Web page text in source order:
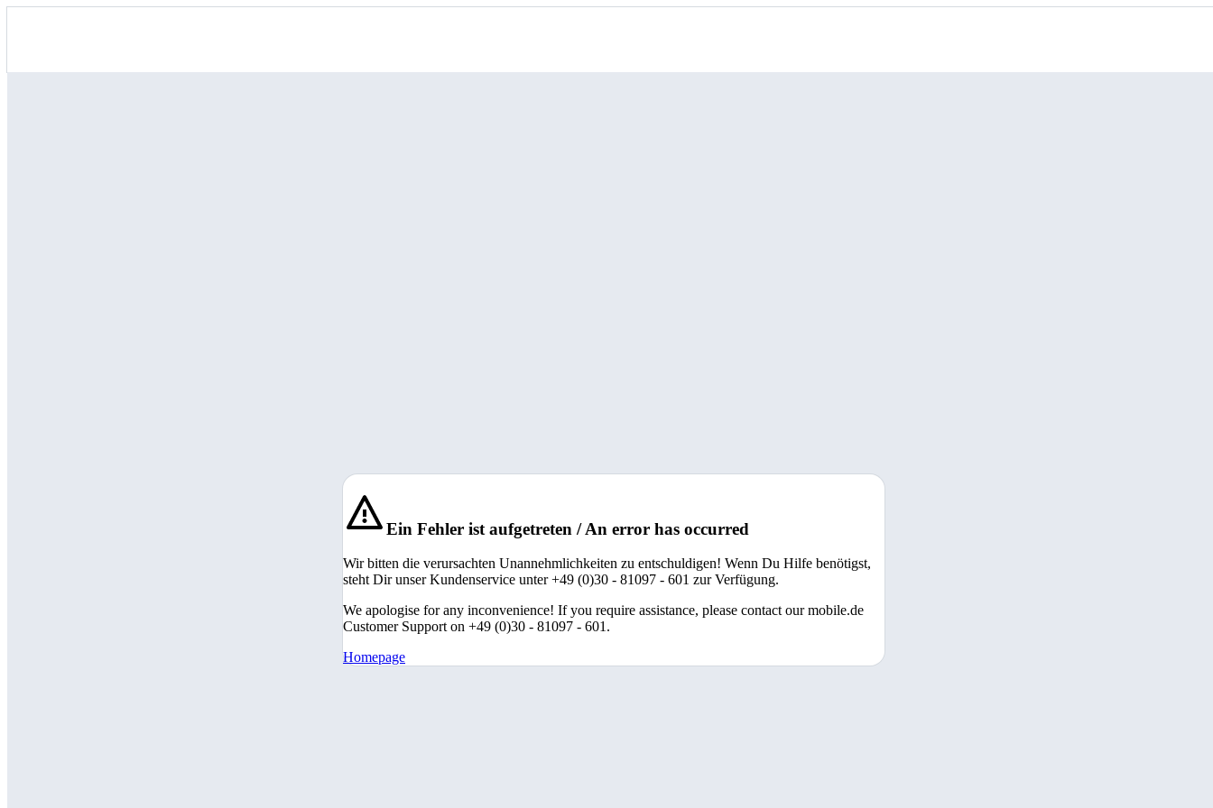
Ein Fehler ist aufgetreten / An error has occurred
Wir bitten die verursachten Unannehmlichkeiten zu entschuldigen! Wenn Du Hilfe benötigst,
steht Dir unser Kundenservice unter +49 (0)30 - 81097 - 601 zur Verfügung.
We apologise for any inconvenience! If you require assistance, please contact our mobile.de
Customer Support on +49 (0)30 - 81097 - 601.
Homepage